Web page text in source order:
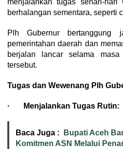
berhalangan sementara, seperti
Plh Gubernur bertanggung
pemerintahan daerah dan
berjalan lancar selama masa
tersebut.
Tugas dan Wewenang Plh
· Menjalankan Tugas Rutin:
Baca Juga :
Bupati Aceh
Komitmen ASN Melalui